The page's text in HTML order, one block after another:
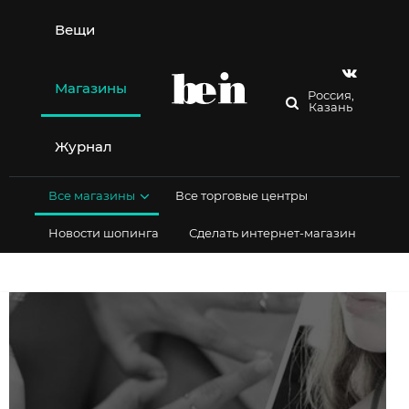
содержимому
Вещи
Магазины
Журнал
Россия,
Казань
Все магазины Все торговые центры
Новости шопинга Сделать интернет-магазин